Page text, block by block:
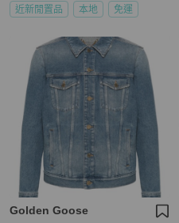
近新閒置品 本地 免運
Golden Goose